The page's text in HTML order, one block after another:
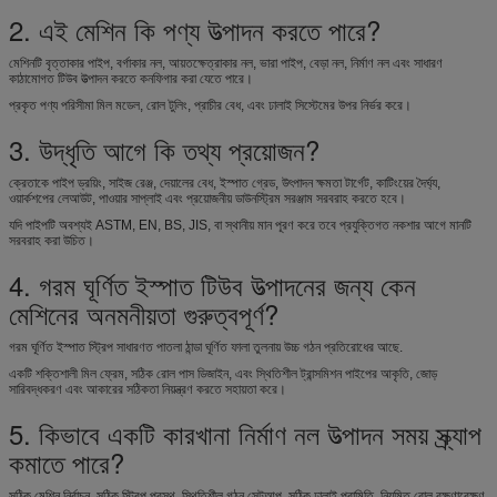
2. এই মেশিন কি পণ্য উত্পাদন করতে পারে?
মেশিনটি বৃত্তাকার পাইপ, বর্গাকার নল, আয়তক্ষেত্রাকার নল, ভারা পাইপ, বেড়া নল, নির্মাণ নল এবং সাধারণ
কাঠামোগত টিউব উত্পাদন করতে কনফিগার করা যেতে পারে।
প্রকৃত পণ্য পরিসীমা মিল মডেল, রোল টুলিং, প্রাচীর বেধ, এবং ঢালাই সিস্টেমের উপর নির্ভর করে।
3. উদ্ধৃতি আগে কি তথ্য প্রয়োজন?
ক্রেতাকে পাইপ ড্রয়িং, সাইজ রেঞ্জ, দেয়ালের বেধ, ইস্পাত গ্রেড, উৎপাদন ক্ষমতা টার্গেট, কাটিংয়ের দৈর্ঘ্য,
ওয়ার্কশপের লেআউট, পাওয়ার সাপ্লাই এবং প্রয়োজনীয় ডাউনস্ট্রিম সরঞ্জাম সরবরাহ করতে হবে।
যদি পাইপটি অবশ্যই ASTM, EN, BS, JIS, বা স্থানীয় মান পূরণ করে তবে প্রযুক্তিগত নকশার আগে মানটি
সরবরাহ করা উচিত।
4. গরম ঘূর্ণিত ইস্পাত টিউব উত্পাদনের জন্য কেন
মেশিনের অনমনীয়তা গুরুত্বপূর্ণ?
গরম ঘূর্ণিত ইস্পাত স্ট্রিপ সাধারণত পাতলা ঠান্ডা ঘূর্ণিত ফালা তুলনায় উচ্চ গঠন প্রতিরোধের আছে.
একটি শক্তিশালী মিল ফ্রেম, সঠিক রোল পাস ডিজাইন, এবং স্থিতিশীল ট্রান্সমিশন পাইপের আকৃতি, জোড়
সারিবদ্ধকরণ এবং আকারের সঠিকতা নিয়ন্ত্রণ করতে সহায়তা করে।
5. কিভাবে একটি কারখানা নির্মাণ নল উত্পাদন সময় স্ক্র্যাপ
কমাতে পারে?